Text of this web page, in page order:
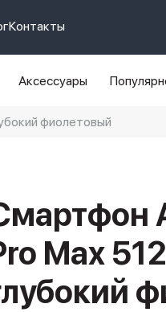
Контакты
Аксессуары
фиолетовый
Max